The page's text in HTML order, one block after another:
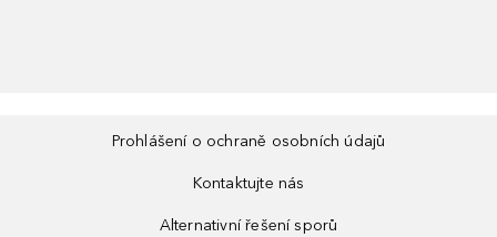
Prohlášení o ochraně osobních údajů
Kontaktujte nás
Alternativní řešení sporů